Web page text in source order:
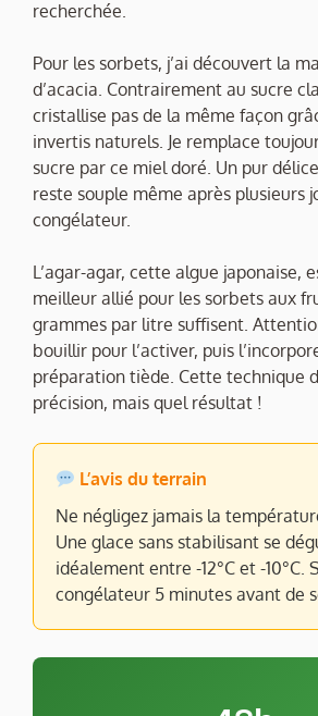
recherchée.
Pour les sorbets, j’ai découvert la
d’acacia. Contrairement au sucre
cristallise pas de la même façon
invertis naturels. Je remplace
sucre par ce miel doré. Un pur
reste souple même après plusieurs
congélateur.
L’agar-agar, cette algue japonaise,
meilleur allié pour les sorbets aux
grammes par litre suffisent.
bouillir pour l’activer, puis
préparation tiède. Cette technique
précision, mais quel résultat !
L’avis du terrain
Ne négligez jamais la
Une glace sans stabilisant se
idéalement entre -12°C et -10°C.
congélateur 5 minutes avant de